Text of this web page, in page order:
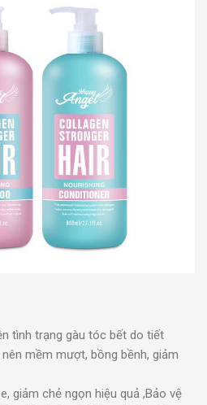
tình trạng gàu tóc bết do tiết
mềm mượt, bồng bềnh, giảm
giảm chẻ ngọn hiệu quả ,Bảo vệ